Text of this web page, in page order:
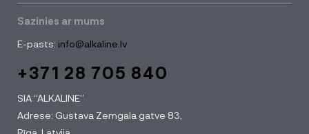
Sazinies ar mums
E-pasts: info@alkaline.lv
+371 28 705 840
SIA “ALKALINE”
Adrese: Gustava Zemgala gatve 83,